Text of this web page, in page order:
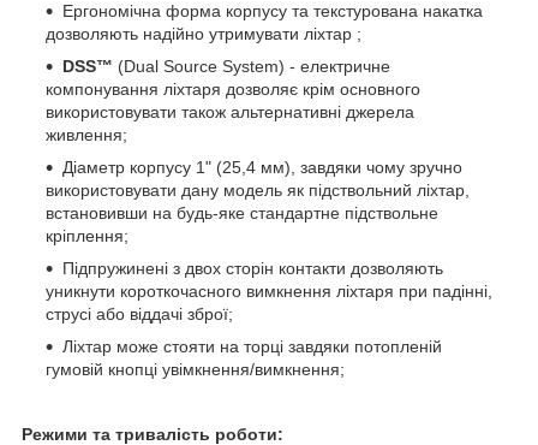
Ергономічна форма корпусу та текстурована накатка
дозволяють надійно утримувати ліхтар ;
DSS™ (Dual Source System) - електричне
компонування ліхтаря дозволяє крім основного
використовувати також альтернативні джерела
живлення;
Діаметр корпусу 1" (25,4 мм), завдяки чому зручно
використовувати дану модель як підствольний ліхтар,
встановивши на будь-яке стандартне підствольне
кріплення;
Підпружинені з двох сторін контакти дозволяють
уникнути короткочасного вимкнення ліхтаря при падінні,
струсі або віддачі зброї;
Ліхтар може стояти на торці завдяки потопленій
гумовій кнопці увімкнення/вимкнення;
Режими та тривалість роботи: